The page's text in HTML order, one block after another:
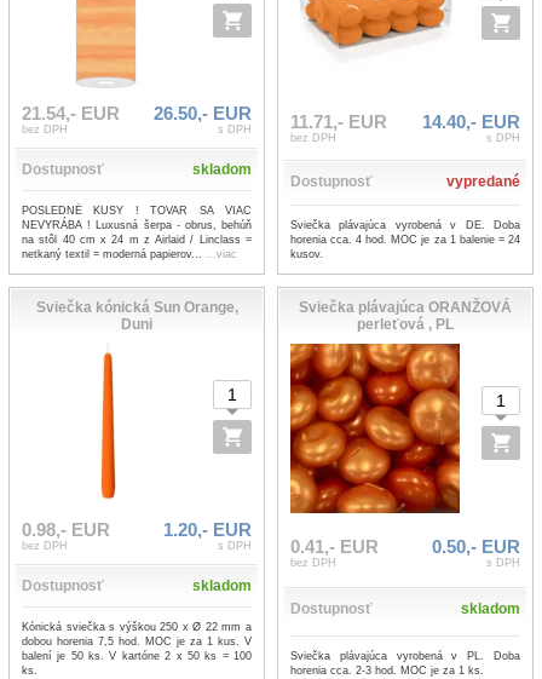
21.54,- EUR
bez DPH
26.50,- EUR
s DPH
Dostupnosť skladom
POSLEDNÉ KUSY ! TOVAR SA VIAC
NEVYRÁBA ! Luxusná šerpa - obrus, behúň
na stôl 40 cm x 24 m z Airlaid / Linclass =
netkaný textil = moderná papierov... ...viac
11.71,- EUR
bez DPH
14.40,- EUR
s DPH
Dostupnosť vypredané
Sviečka plávajúca vyrobená v DE. Doba
horenia cca. 4 hod. MOC je za 1 balenie = 24
kusov.
Sviečka kónická Sun Orange,
Duni
0.98,- EUR
bez DPH
1.20,- EUR
s DPH
Dostupnosť skladom
Kónická sviečka s výškou 250 x Ø 22 mm a
dobou horenia 7,5 hod. MOC je za 1 kus. V
balení je 50 ks. V kartóne 2 x 50 ks = 100
ks.
Sviečka plávajúca ORANŽOVÁ
perleťová , PL
0.41,- EUR
bez DPH
0.50,- EUR
s DPH
Dostupnosť skladom
Sviečka plávajúca vyrobená v PL. Doba
horenia cca. 2-3 hod. MOC je za 1 ks.